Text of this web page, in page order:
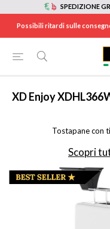
SPEDIZIONE
Possibili ritardi sulle
XD Enjoy
Tostapane con
Scopri